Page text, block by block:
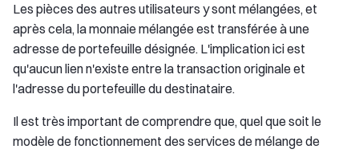
Les pièces des autres utilisateurs y sont mélangées, et
après cela, la monnaie mélangée est transférée à une
adresse de portefeuille désignée. L'implication ici est
qu'aucun lien n'existe entre la transaction originale et
l'adresse du portefeuille du destinataire.
Il est très important de comprendre que, quel que soit le
modèle de fonctionnement des services de mélange de